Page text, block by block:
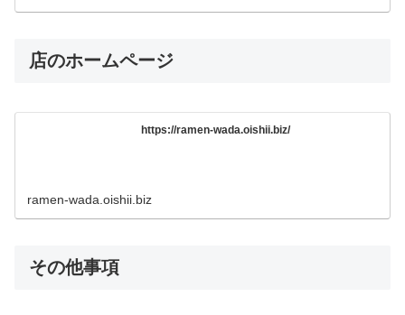
店のホームページ
https://ramen-wada.oishii.biz/
ramen-wada.oishii.biz
その他事項